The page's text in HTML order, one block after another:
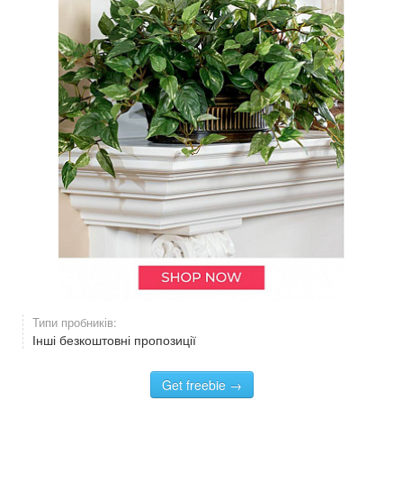
Типи пробників:
Інші безкоштовні пропозиції
Get freebie →